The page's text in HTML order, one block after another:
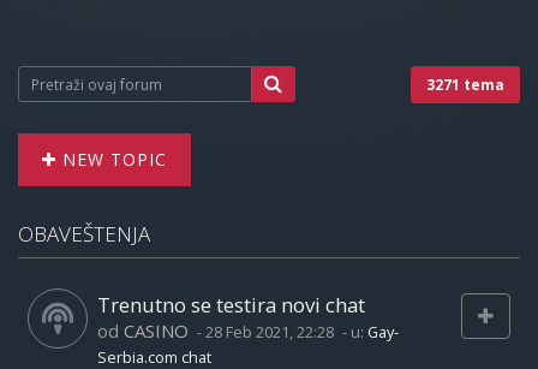
3271 tema
NEW TOPIC
OBAVEŠTENJA
Trenutno se testira novi chat
od CASINO -28 Feb 2021, 22:28 - u: Gay-
Serbia.com chat